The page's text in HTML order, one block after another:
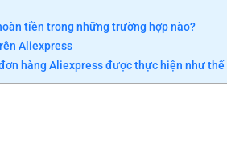
tiền trong những trường hợp nào?
Aliexpress
hàng Aliexpress được thực hiện như thế